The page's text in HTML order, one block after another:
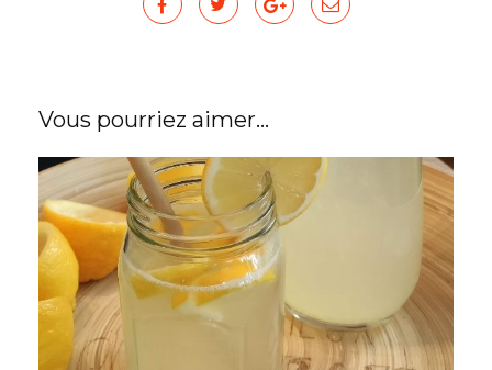
Vous pourriez aimer...